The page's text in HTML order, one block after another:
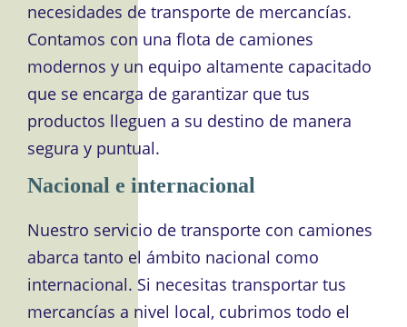
necesidades de transporte de mercancías.
Contamos con una flota de camiones
modernos y un equipo altamente capacitado
que se encarga de garantizar que tus
productos lleguen a su destino de manera
segura y puntual.
Nacional e internacional
Nuestro servicio de transporte con camiones
abarca tanto el ámbito nacional como
internacional. Si necesitas transportar tus
mercancías a nivel local, cubrimos todo el